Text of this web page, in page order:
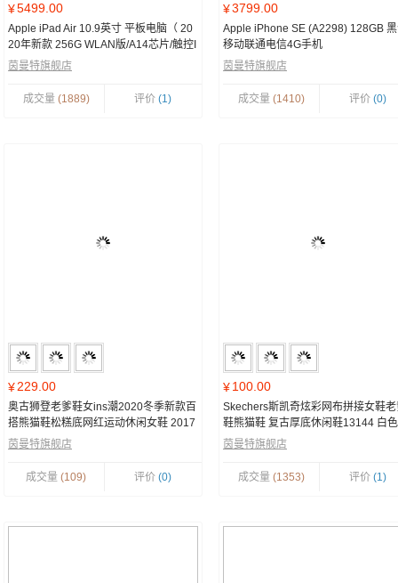
¥5499.00
Apple iPad Air 10.9英寸 平板电脑（ 20
20年新款 256G WLAN版/A14芯片/触控I
D/全面屏MYFY2CH/A）天蓝色
茵曼特旗舰店
成交量 (1889) 评价 (1)
¥3799.00
Apple iPhone SE (A2298) 128GB
移动联通电信4G手机
茵曼特旗舰店
成交量 (1410) 评价 (0)
¥229.00
奥古狮登老爹鞋女ins潮2020冬季新款百
搭熊猫鞋松糕底网红运动休闲女鞋 2017
6灰黑 37
茵曼特旗舰店
成交量 (109) 评价 (0)
¥100.00
Skechers斯凯奇炫彩网布拼接女鞋
鞋熊猫鞋 复古厚底休闲鞋13144 白
彩色/WMLT 37
茵曼特旗舰店
成交量 (1353) 评价 (1)